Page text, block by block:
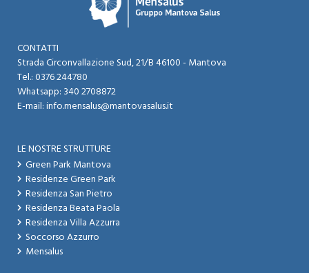
CONTATTI
Strada Circonvallazione Sud, 21/B 46100 - Mantova​
Tel.:0376 244780
Whatsapp: 340 2708872
E-mail:info.mensalus@mantovasalus.it
LE NOSTRE STRUTTURE
Green Park Mantova
Residenze Green Park
Residenza San Pietro
Residenza Beata Paola
Residenza Villa Azzurra
Soccorso Azzurro
Mensalus